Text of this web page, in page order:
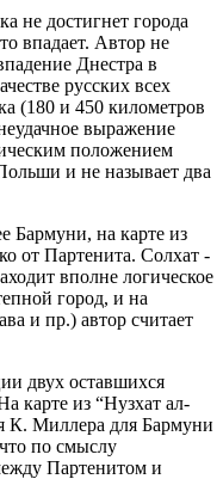
не достигнет города
впадает. Автор не
Днестра в
русских всех
(180 и 450 километров
выражение
положением
и не называет два
Бармуни, на карте из
от Партенита. Солхат -
вполне логическое
город, и на
и пр.) автор считает
двух оставшихся
карте из “Нузхат ал-
К. Миллера для Бармуни
по смыслу
Партенитом и